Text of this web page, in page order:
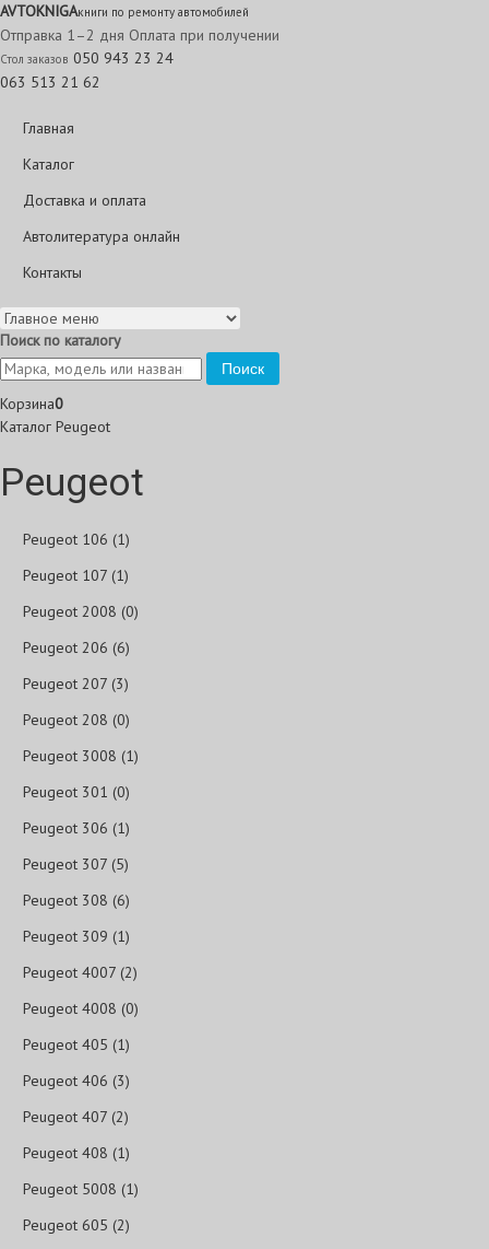
AVTOKNIGAкниги по ремонту автомобилей
Отправка 1–2 дня Оплата при получении
Стол заказов 050 943 23 24
063 513 21 62
Главная
Каталог
Доставка и оплата
Автолитература онлайн
Контакты
Поиск по каталогу
Поиск
Корзина0
Каталог Peugeot
Peugeot
Peugeot 106 (1)
Peugeot 107 (1)
Peugeot 2008 (0)
Peugeot 206 (6)
Peugeot 207 (3)
Peugeot 208 (0)
Peugeot 3008 (1)
Peugeot 301 (0)
Peugeot 306 (1)
Peugeot 307 (5)
Peugeot 308 (6)
Peugeot 309 (1)
Peugeot 4007 (2)
Peugeot 4008 (0)
Peugeot 405 (1)
Peugeot 406 (3)
Peugeot 407 (2)
Peugeot 408 (1)
Peugeot 5008 (1)
Peugeot 605 (2)